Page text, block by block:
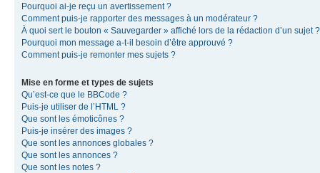
Pourquoi ai-je reçu un avertissement ?
Comment puis-je rapporter des messages à un modérateur ?
À quoi sert le bouton « Sauvegarder » affiché lors de la rédaction d’un sujet ?
Pourquoi mon message a-t-il besoin d’être approuvé ?
Comment puis-je remonter mes sujets ?
Mise en forme et types de sujets
Qu’est-ce que le BBCode ?
Puis-je utiliser de l’HTML ?
Que sont les émoticônes ?
Puis-je insérer des images ?
Que sont les annonces globales ?
Que sont les annonces ?
Que sont les notes ?